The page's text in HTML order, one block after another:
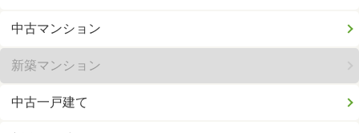
中古マンション
新築マンション
中古一戸建て